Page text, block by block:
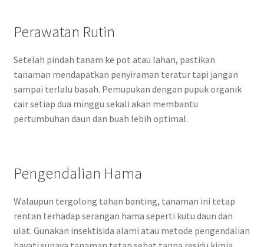
Perawatan Rutin
Setelah pindah tanam ke pot atau lahan, pastikan
tanaman mendapatkan penyiraman teratur tapi jangan
sampai terlalu basah. Pemupukan dengan pupuk organik
cair setiap dua minggu sekali akan membantu
pertumbuhan daun dan buah lebih optimal.
Pengendalian Hama
Walaupun tergolong tahan banting, tanaman ini tetap
rentan terhadap serangan hama seperti kutu daun dan
ulat. Gunakan insektisida alami atau metode pengendalian